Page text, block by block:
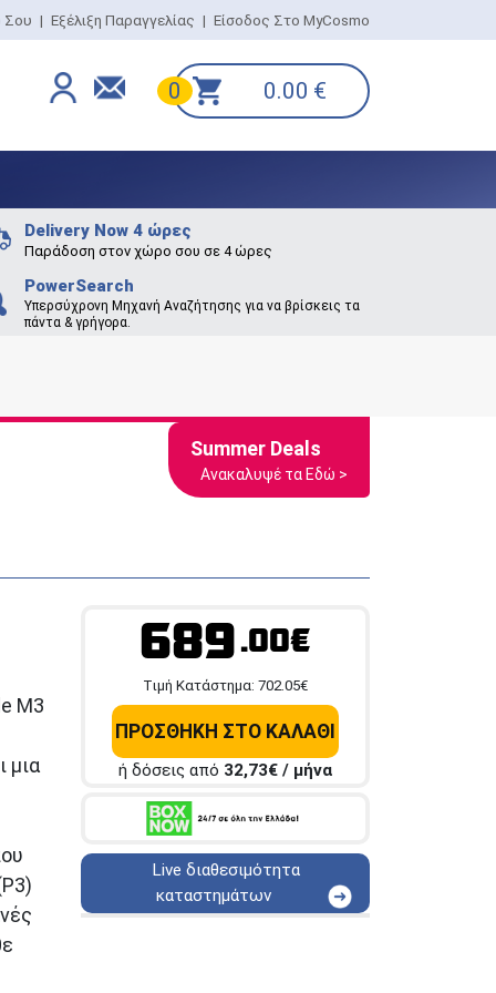
Σου | Εξέλιξη Παραγγελίας | Είσοδος Στο MyCosmo
0 0.00 €
Delivery Now 4 ώρες
Παράδοση στον χώρο σου σε 4 ώρες
PowerSearch
Υπερσύχρονη Μηχανή Αναζήτησης για να βρίσκεις τα
πάντα & γρήγορα.
Summer Deals
Ανακαλυψέ τα Εδώ >
M3
μια
689.00€
Tιμή Κατάστημα: 702.05€
ΠΡΟΣΘΗΚΗ ΣΤΟ ΚΑΛΑΘΙ
ή δόσεις από 32,73€ / μήνα
Live διαθεσιμότητα
καταστημάτων